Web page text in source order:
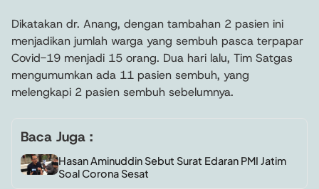
Dikatakan dr. Anang, dengan tambahan 2 pasien ini
menjadikan jumlah warga yang sembuh pasca terpapar
Covid-19 menjadi 15 orang. Dua hari lalu, Tim Satgas
mengumumkan ada 11 pasien sembuh, yang
melengkapi 2 pasien sembuh sebelumnya.
Baca Juga :
Hasan Aminuddin Sebut Surat Edaran PMI Jatim
Soal Corona Sesat